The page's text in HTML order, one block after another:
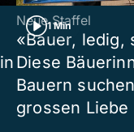
1 Min
Neue Staffel
«Bauer, ledig,
Diese
Bauern
grossen Liebe